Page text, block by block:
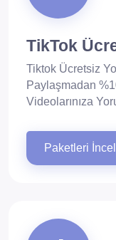
TikTok
Tiktok Ücretsiz
Paylaşmadan
Videolarınıza
Paketleri